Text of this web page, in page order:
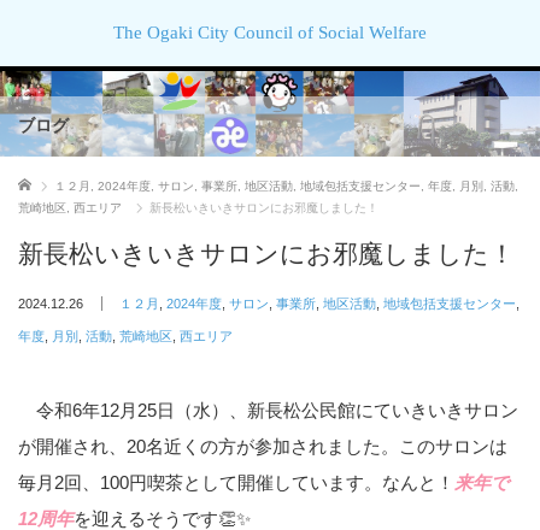
The Ogaki City Council of Social Welfare
ブログ
ホーム １２月 2024年度 サロン 事業所 地区活動 地域包括支援センター 年度 月別 活動
荒崎地区 西エリア 新長松いきいきサロンにお邪魔しました！
新長松いきいきサロンにお邪魔しました！
2024.12.26 １２月 2024年度 サロン 事業所 地区活動 地域包括支援センター
年度 月別 活動 荒崎地区 西エリア
令和6年12月25日（水）、新長松公民館にていきいきサロン
が開催され、20名近くの方が参加されました。このサロンは
毎月2回、100円喫茶として開催しています。なんと！ 来年で
12周年を迎えるそうです👏✨